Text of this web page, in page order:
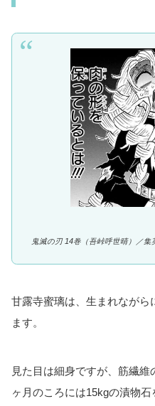
鬼滅の刃 14巻（吾峠呼世晴）／集
甘露寺蜜璃は、生まれながら
ます。
見た目は細身ですが、筋繊維
ヶ月のころには15kgの漬物